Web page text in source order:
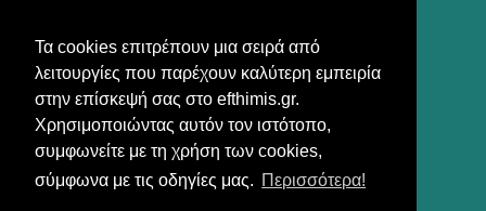
Τα cookies επιτρέπουν μια σειρά από
λειτουργίες που παρέχουν καλύτερη εμπειρία
στην επίσκεψή σας στο efthimis.gr.
Χρησιμοποιώντας αυτόν τον ιστότοπο,
συμφωνείτε με τη χρήση των cookies,
σύμφωνα με τις οδηγίες μας. Περισσότερα!